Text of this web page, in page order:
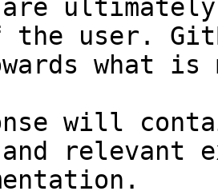
the user.
what
will
relevant